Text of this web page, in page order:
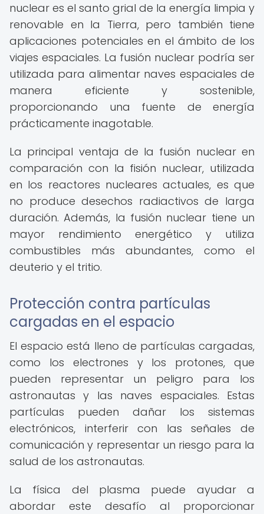
nuclear es el santo grial de la energía limpia y
renovable en la Tierra, pero también tiene
aplicaciones potenciales en el ámbito de los
viajes espaciales. La fusión nuclear podría ser
utilizada para alimentar naves espaciales de
manera eficiente y sostenible,
proporcionando una fuente de energía
prácticamente inagotable.
La principal ventaja de la fusión nuclear en
comparación con la fisión nuclear, utilizada
en los reactores nucleares actuales, es que
no produce desechos radiactivos de larga
duración. Además, la fusión nuclear tiene un
mayor rendimiento energético y utiliza
combustibles más abundantes, como el
deuterio y el tritio.
Protección contra partículas
cargadas en el espacio
El espacio está lleno de partículas cargadas,
como los electrones y los protones, que
pueden representar un peligro para los
astronautas y las naves espaciales. Estas
partículas pueden dañar los sistemas
electrónicos, interferir con las señales de
comunicación y representar un riesgo para la
salud de los astronautas.
La física del plasma puede ayudar a
abordar este desafío al proporcionar